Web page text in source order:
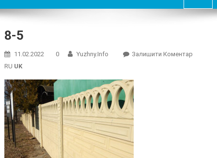
8-5
11.02.2022 0 Yuzhny.info Залишити КоментарOn
RU UK